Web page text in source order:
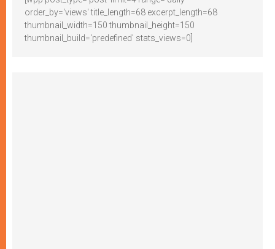
order_by='views' title_length=68 excerpt_length=68
thumbnail_width=150 thumbnail_height=150
thumbnail_build='predefined' stats_views=0]